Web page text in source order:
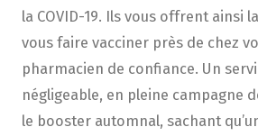
la COVID-19. Ils vous offrent ainsi
vous faire vacciner près de chez
pharmacien de confiance. Un
négligeable, en pleine campagne
le booster automnal, sachant